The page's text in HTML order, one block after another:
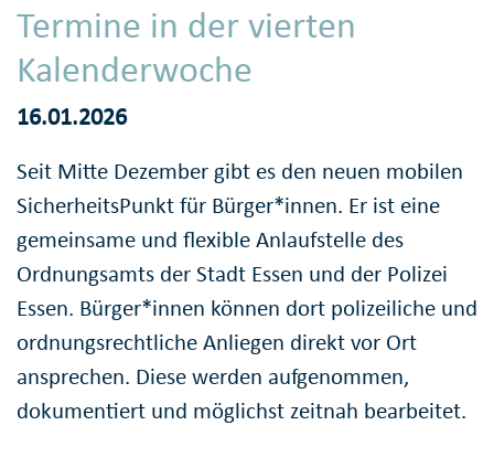
Termine in der vierten
Kalenderwoche
16.01.2026
Seit Mitte Dezember gibt es den neuen mobilen
SicherheitsPunkt für Bürger*innen. Er ist eine
gemeinsame und flexible Anlaufstelle des
Ordnungsamts der Stadt Essen und der Polizei
Essen. Bürger*innen können dort polizeiliche und
ordnungsrechtliche Anliegen direkt vor Ort
ansprechen. Diese werden aufgenommen,
dokumentiert und möglichst zeitnah bearbeitet.